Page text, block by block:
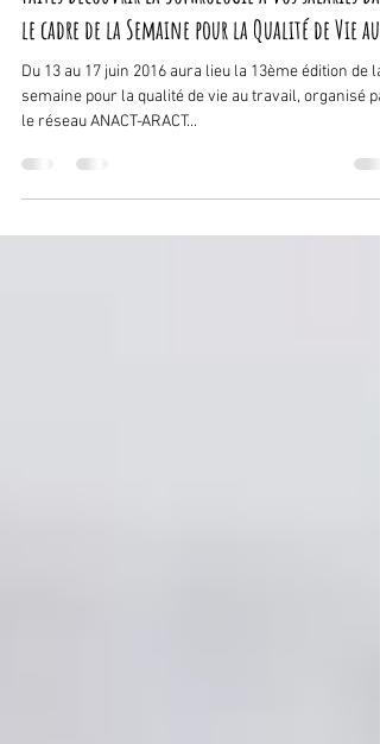
2 juin 2016
2 min de lecture
Faites découvrir la Sophrologie à vos salariés
le cadre de la Semaine pour la Qualité de Vie au
semaine pour la qualité de vie au travail, organisé